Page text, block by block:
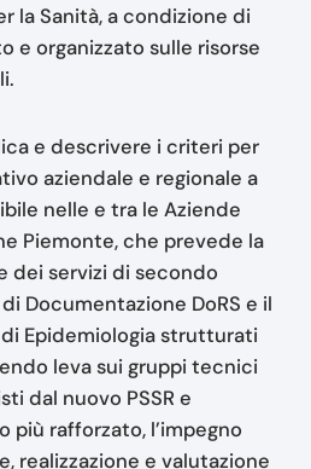
la Sanità, a condizione di
e organizzato sulle risorse
e descrivere i criteri per
aziendale e regionale a
nelle e tra le Aziende
Piemonte, che prevede la
dei servizi di secondo
Documentazione DoRS e il
Epidemiologia strutturati
leva sui gruppi tecnici
dal nuovo PSSR e
più rafforzato, l’impegno
realizzazione e valutazione